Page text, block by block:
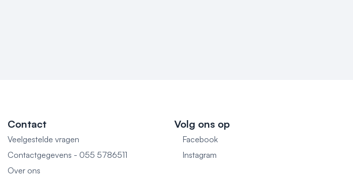
Contact
Veelgestelde vragen
Contactgegevens - 055 5786511
Over ons
Volg ons op
Facebook
Instagram